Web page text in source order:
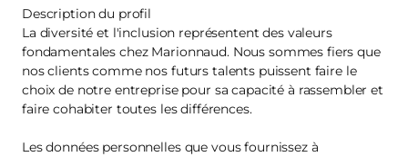
Description du profil
La diversité et l'inclusion représentent des valeurs
fondamentales chez Marionnaud. Nous sommes fiers que
nos clients comme nos futurs talents puissent faire le
choix de notre entreprise pour sa capacité à rassembler et
faire cohabiter toutes les différences.
Les données personnelles que vous fournissez à